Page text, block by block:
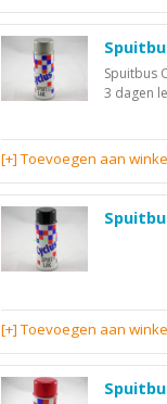
Spuitbus
3 dagen
[+] Toevoegen aan
[+] Toevoegen aan